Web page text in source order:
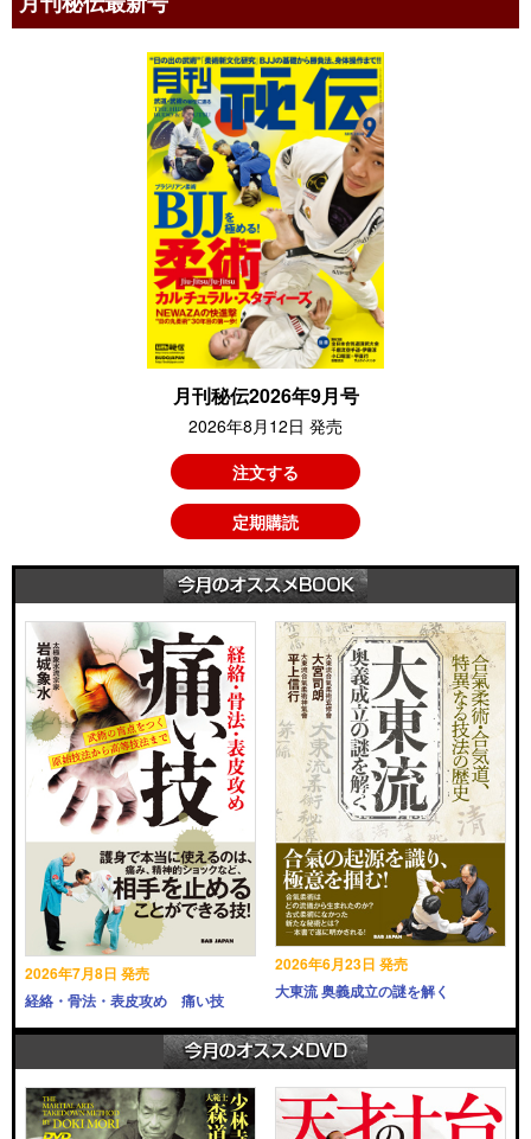
月刊秘伝2026年9月号
2026年8月12日 発売
注文する
定期購読
2026年7月8日 発売
経絡・骨法・表皮攻め 痛い技
2026年6月23日 発売
大東流 奥義成立の謎を解く